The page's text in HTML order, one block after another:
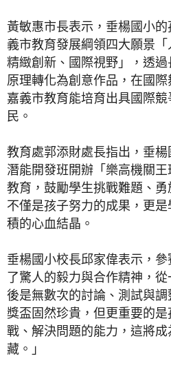
黃敏惠市長表示，垂楊國小
義市教育發展綱領四大願景
精緻創新、國際視野」，透
原理轉化為創意作品，在國
嘉義市教育能培育出具國際
民。
教育處郭添財處長指出，垂
潛能開發班開辦「樂高機關
教育，鼓勵學生挑戰難題、
不僅是孩子努力的成果，更
積的心血結晶。
垂楊國小校長邱家偉表示，
了驚人的毅力與合作精神，
後是無數次的討論、測試與
獎盃固然珍貴，但更重要的
戰、解決問題的能力，這將
藏。」